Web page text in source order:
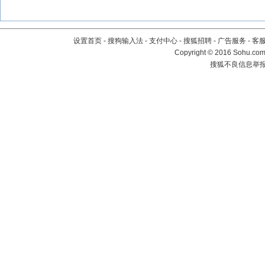
设置首页 - 搜狗输入法 - 支付中心 - 搜狐招聘 - 广告服务 - 客
Copyright©2016
搜狐不良信息举